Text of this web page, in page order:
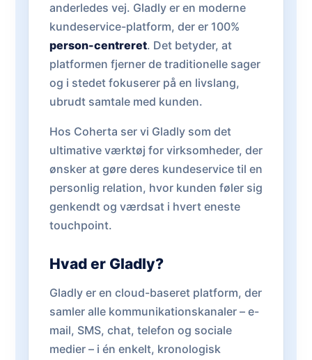
anderledes vej. Gladly er en moderne
kundeservice-platform, der er 100%
person-centreret. Det betyder, at
platformen fjerner de traditionelle sager
og i stedet fokuserer på en livslang,
ubrudt samtale med kunden.
Hos Coherta ser vi Gladly som det
ultimative værktøj for virksomheder, der
ønsker at gøre deres kundeservice til en
personlig relation, hvor kunden føler sig
genkendt og værdsat i hvert eneste
touchpoint.
Hvad er Gladly?
Gladly er en cloud-baseret platform, der
samler alle kommunikationskanaler – e-
mail, SMS, chat, telefon og sociale
medier – i én enkelt, kronologisk